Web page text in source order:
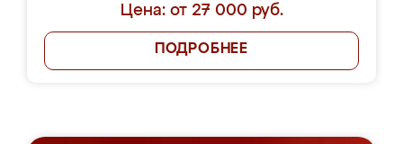
Цена: от 27 000 руб.
ПОДРОБНЕЕ